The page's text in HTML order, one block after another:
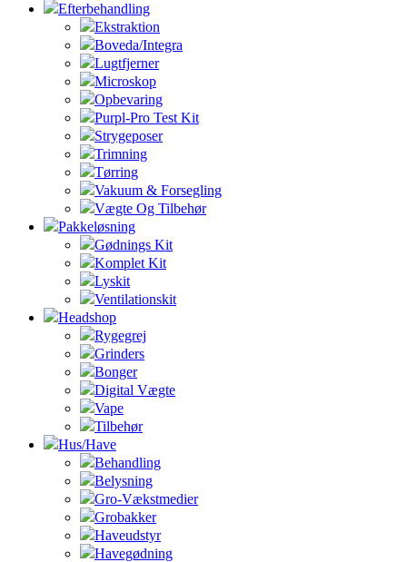
Efterbehandling
Ekstraktion
Boveda/Integra
Lugtfjerner
Microskop
Opbevaring
Purpl-Pro Test Kit
Strygeposer
Trimning
Tørring
Vakuum & Forsegling
Vægte Og Tilbehør
Pakkeløsning
Gødnings Kit
Komplet Kit
Lyskit
Ventilationskit
Headshop
Rygegrej
Grinders
Bonger
Digital Vægte
Vape
Tilbehør
Hus/Have
Behandling
Belysning
Gro-Vækstmedier
Grobakker
Haveudstyr
Havegødning